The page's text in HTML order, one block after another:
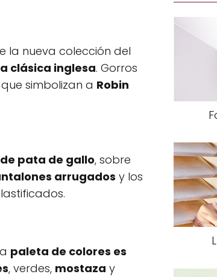
la nueva colección del
clásica inglesa. Gorros
simbolizan a Robin
pata de gallo, sobre
arrugados y los
paleta de colores es
, verdes, mostaza y